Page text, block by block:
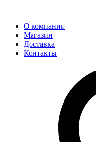
О компании
Магазин
Доставка
Контакты